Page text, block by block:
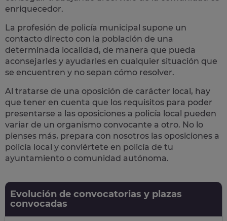
enriquecedor.
La profesión de policía municipal supone un
contacto directo con la población de una
determinada localidad, de manera que pueda
aconsejarles y ayudarles en cualquier situación que
se encuentren y no sepan cómo resolver.
Al tratarse de una oposición de carácter local, hay
que tener en cuenta que los requisitos para poder
presentarse a las oposiciones a policía local pueden
variar de un organismo convocante a otro. No lo
pienses más, prepara con nosotros las oposiciones a
policía local y conviértete en policía de tu
ayuntamiento o comunidad autónoma.
Evolución de convocatorias y plazas
convocadas